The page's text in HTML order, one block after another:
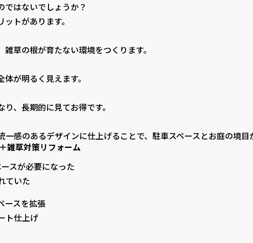
ではないでしょうか？
トがあります。
草の根が育たない環境をつくります。
が明るく見えます。
、長期的に見てお得です。
感のあるデザインに仕上げることで、駐車スペースとお庭の境目
雑草対策リフォーム
スが必要になった
ていた
ースを拡張
ト仕上げ